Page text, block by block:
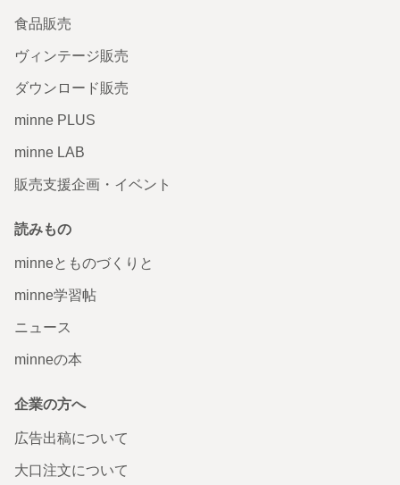
食品販売
ヴィンテージ販売
ダウンロード販売
minne PLUS
minne LAB
販売支援企画・イベント
読みもの
minneとものづくりと
minne学習帖
ニュース
minneの本
企業の方へ
広告出稿について
大口注文について